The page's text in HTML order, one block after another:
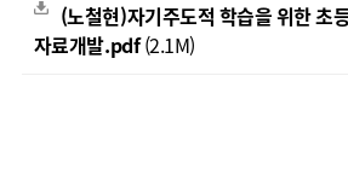
(노철현)자기주도적 학습을 위한 초
자료개발.pdf(2.1M)